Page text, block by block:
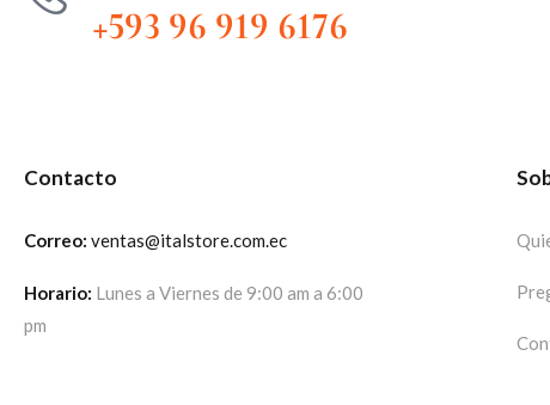
+593 96 919 6176
Contacto
Correo: ventas@italstore.com.ec
Horario: Lunes a Viernes de 9:00 am a 6:00
pm